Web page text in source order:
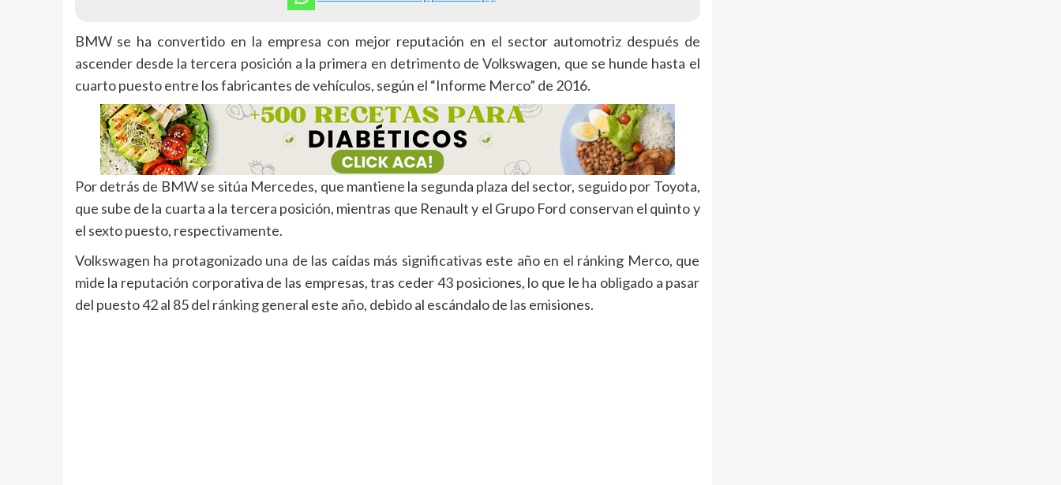
BMW se ha convertido en la empresa con mejor reputación en el sector automotriz después de
ascender desde la tercera posición a la primera en detrimento de Volkswagen, que se hunde hasta el
cuarto puesto entre los fabricantes de vehículos, según el “Informe Merco” de 2016.
Por detrás de BMW se sitúa Mercedes, que mantiene la segunda plaza del sector, seguido por Toyota,
que sube de la cuarta a la tercera posición, mientras que Renault y el Grupo Ford conservan el quinto y
el sexto puesto, respectivamente.
Volkswagen ha protagonizado una de las caídas más significativas este año en el ránking Merco, que
mide la reputación corporativa de las empresas, tras ceder 43 posiciones, lo que le ha obligado a pasar
del puesto 42 al 85 del ránking general este año, debido al escándalo de las emisiones.